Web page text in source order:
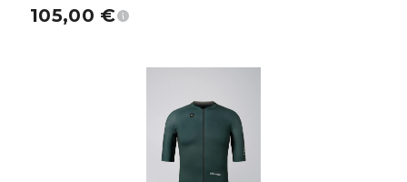
105,00 €